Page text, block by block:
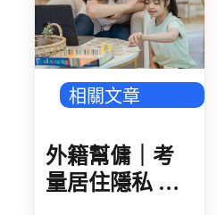
相關文章
外籍幫傭｜考
量居住隱私 簡